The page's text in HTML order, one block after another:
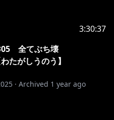
yu_ka_misumi?lang=ja
misumi.com/about
ゆうか #破壊
3:30:37
全てぶち壊
たがしうのう】
· Archived 1 year ago